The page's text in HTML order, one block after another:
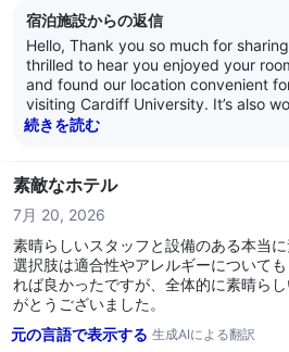
宿泊施設からの返信
Hello, Thank you so much for sharing your experience! We’re
thrilled to hear you enjoyed your
and found our location convenient
visiting Cardiff University. It’s also wonderful to know that our
gym and swimming facilities met
regards, Hilton Cardiff Team
続きを読む
素敵なホテル
7月 20, 2026
素晴らしいスタッフと設備のある本当
選択肢は適合性やアレルギーについて
れば良かったですが、全体的に素晴ら
がとうございました。
元の言語で表示する 生成AIによる翻訳